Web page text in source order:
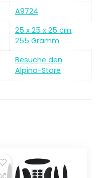
‎A9724
‎25 x 25 x 25 cm;
255 Gramm
Besuche den
Alpina-Store